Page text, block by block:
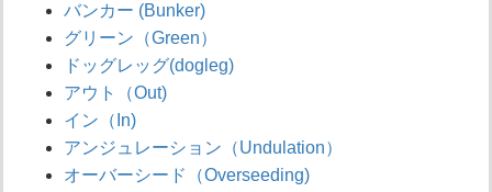
バンカー (Bunker)
グリーン（Green）
ドッグレッグ(dogleg)
アウト（Out)
イン（In)
アンジュレーション（Undulation）
オーバーシード（Overseeding)